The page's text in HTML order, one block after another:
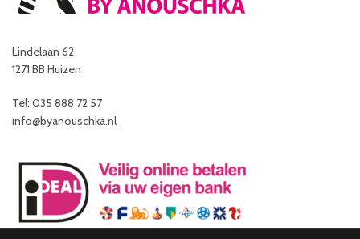
Lindelaan 62
1271 BB Huizen
Tel: 035 888 72 57
info@byanouschka.nl